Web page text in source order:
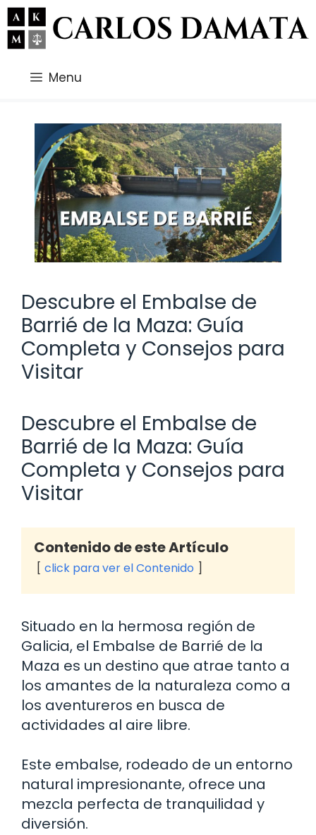
Saltar
al
contenido
Menu
Descubre el Embalse de
Barrié de la Maza: Guía
Completa y Consejos para
Visitar
Descubre el Embalse de
Barrié de la Maza: Guía
Completa y Consejos para
Visitar
Contenido de este Artículo
click para ver el Contenido
Situado en la hermosa región de
Galicia, el Embalse de Barrié de la
Maza es un destino que atrae tanto a
los amantes de la naturaleza como a
los aventureros en busca de
actividades al aire libre.
Este embalse, rodeado de un entorno
natural impresionante, ofrece una
mezcla perfecta de tranquilidad y
diversión.